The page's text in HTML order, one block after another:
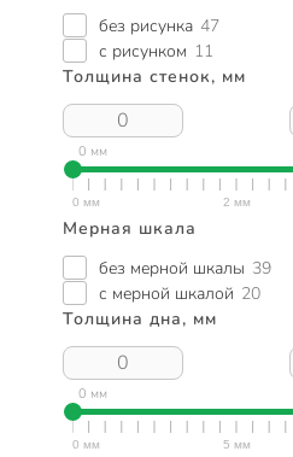
без рисунка 47
с рисунком 11
Толщина стенок, мм
0 мм
Мерная шкала
без мерной шкалы 39
с мерной шкалой 20
Толщина дна, мм
0 мм